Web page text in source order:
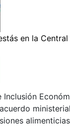
Inclusión